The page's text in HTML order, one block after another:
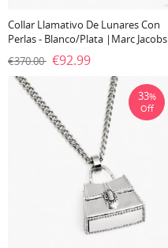
Collar Llamativo De Lunares Con
Perlas - Blanco/plata |Marc Jacobs
€370.00 €92.99
33%
Off